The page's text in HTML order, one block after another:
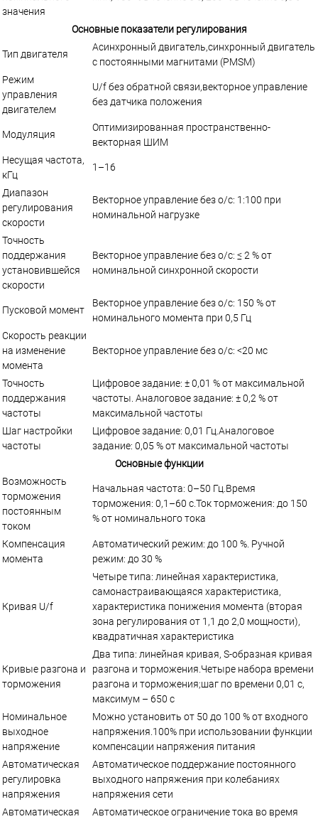
значения
Основные показатели регулирования
Тип двигателя
Асинхронный двигатель,синхронный двигатель
с постоянными магнитами (PMSM)
Режим
управления
двигателем
U/f без обратной связи,векторное управление
без датчика положения
Модуляция
Оптимизированная пространственно-
векторная ШИМ
Несущая частота,
кГц
1–16
Диапазон
регулирования
скорости
Векторное управление без о/c: 1:100 при
номинальной нагрузке
Точность
поддержания
установившейся
скорости
Векторное управление без о/c: ≤ 2 % от
номинальной синхронной скорости
Пусковой момент
Векторное управление без о/c: 150 % от
номинального момента при 0,5 Гц
Скорость реакции
на изменение
момента
Векторное управление без о/c: <20 мс
Точность
поддержания
частоты
Цифровое задание: ± 0,01 % от максимальной
частоты. Аналоговое задание: ± 0,2 % от
максимальной частоты
Шаг настройки
частоты
Цифровое задание: 0,01 Гц.Аналоговое
задание: 0,05 % от максимальной частоты
Основные функции
Возможность
торможения
постоянным
током
Начальная частота: 0–50 Гц.Время
торможения: 0,1–60 с.Ток торможения: до 150
% от номинального тока
Компенсация
момента
Автоматический режим: до 100 %. Ручной
режим: до 30 %
Кривая U/f
Четыре типа: линейная характеристика,
самонастраивающаяся характеристика,
характеристика понижения момента (вторая
зона регулирования от 1,1 до 2,0 мощности),
квадратичная характеристика
Кривые разгона и
торможения
Два типа: линейная кривая, S-образная кривая
разгона и торможения.Четыре набора времени
разгона и торможения;шаг по времени 0,01 с,
максимум – 650 с
Номинальное
выходное
напряжение
Можно установить от 50 до 100 % от входного
напряжения.100% при использовании функции
компенсации напряжения питания
Автоматическая
регулировка
напряжения
Автоматическое поддержание постоянного
выходного напряжения при колебаниях
напряжения сети
Автоматическая
Автоматическое ограничение тока во время